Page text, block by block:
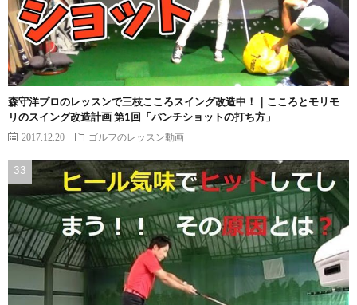
森守洋プロのレッスンで三枝こころスイング改造中！｜こころとモリモ
リのスイング改造計画 第1回「パンチショットの打ち方」
2017.12.20 ゴルフのレッスン動画